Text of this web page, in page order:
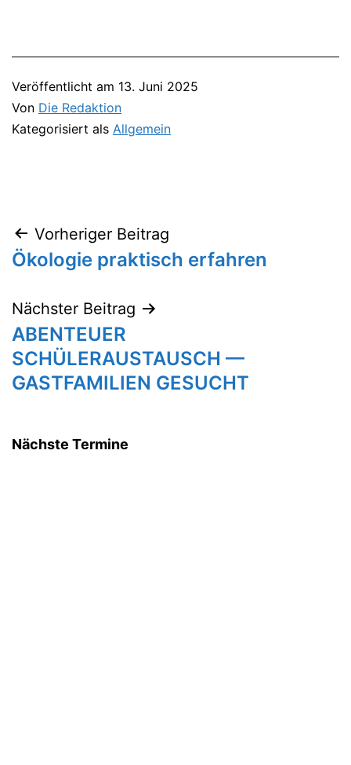
Veröffentlicht am 13. Juni 2025
Von Die Redaktion
Kategorisiert als Allgemein
Beitragsnavigation
Vorheriger Beitrag
Ökologie praktisch erfahren
Nächster Beitrag
ABENTEUER
SCHÜLERAUSTAUSCH —
GASTFAMILIEN GESUCHT
Nächste Termine